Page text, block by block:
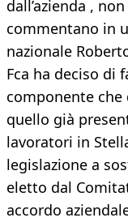
dall’azienda ,
commentano in
nazionale
Fca ha deciso di
componente
quello già
lavoratori in
legislazione a
eletto dal
accordo